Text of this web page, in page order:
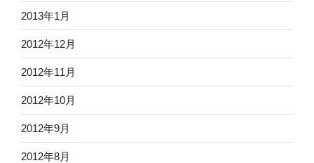
2013年1月
2012年12月
2012年11月
2012年10月
2012年9月
2012年8月